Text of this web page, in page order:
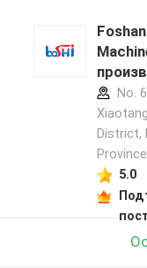
No.
District,
5.0